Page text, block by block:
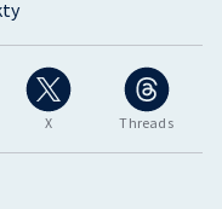
X Threads